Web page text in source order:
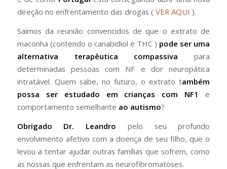
direção no enfrentamento das drogas ( VER AQUI ).
Saímos da reunião convencidos de que o extrato de
maconha (contendo o canabidiol e THC ) pode ser uma
alternativa terapêutica compassiva para
determinadas pessoas com NF e dor neuropática
intratável. Quem sabe, no futuro, o extrato também
possa ser estudado em crianças com NF1
e
comportamento semelhante ao autismo?
Obrigado Dr. Leandro pelo seu profundo
envolvimento afetivo com a doença de seu filho, que o
levou a tentar ajudar outras famílias que sofrem, como
as nossas que enfrentam as neurofibromatoses.